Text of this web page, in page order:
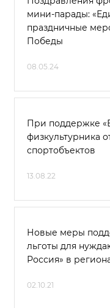
мини-парады:
праздничные
Победы
08.05.24
При поддержке
физкультурника
спортобъектов
13.08.22
Новые меры
льготы для
Россия» в
02.10.21